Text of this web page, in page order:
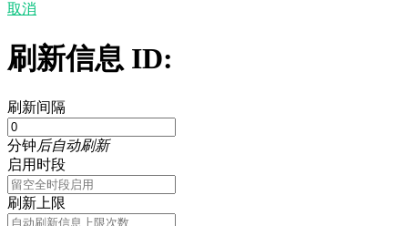
取消
刷新信息 ID:
刷新间隔
分钟后自动刷新
启用时段
刷新上限